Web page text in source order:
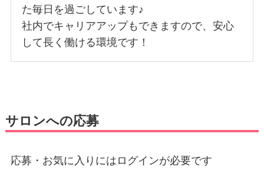
た毎日を過ごしています♪
社内でキャリアアップもできますので、安心
して長く働ける環境です！
サロンへの応募
応募・お気に入りにはログインが必要です